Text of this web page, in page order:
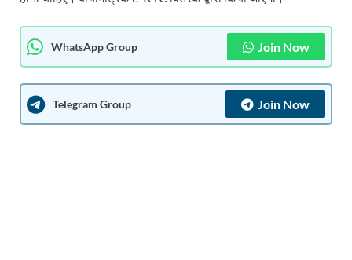
WhatsApp Group Join Now
Telegram Group Join Now